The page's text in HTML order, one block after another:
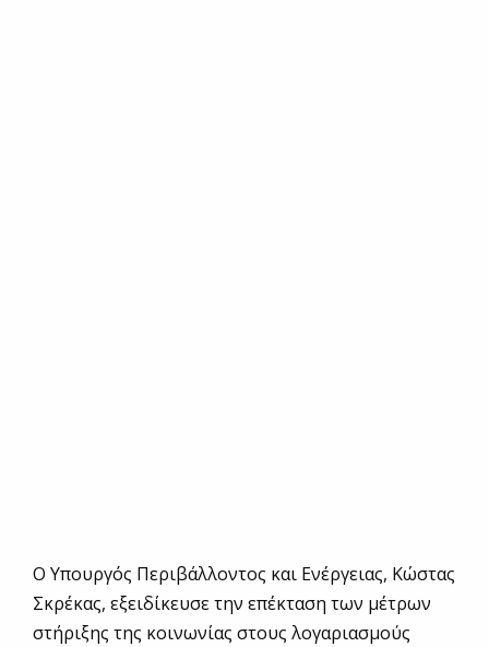
Ο Υπουργός Περιβάλλοντος και Ενέργειας, Κώστας
Σκρέκας, εξειδίκευσε την επέκταση των μέτρων
στήριξης της κοινωνίας στους λογαριασμούς